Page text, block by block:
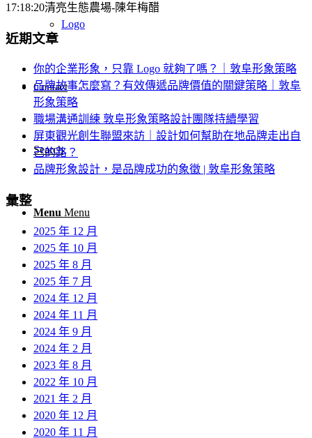
Logo
Contact
Search
Menu Menu
17:18:20清亮生態農場-陳年梅醋
近期文章
你的企業形象，只靠 Logo 就夠了嗎？｜敦阜形象策略
品牌故事怎麼寫？有效傳遞品牌價值的關鍵策略｜敦阜
形象策略
職場溝通訓練 敦阜形象策略設計團隊持續學習
屏東觀光創生聯盟來訪｜設計如何幫助在地品牌走出自
己的路？
品牌形象設計，是品牌成功的象徵 | 敦阜形象策略
彙整
2025 年 12 月
2025 年 10 月
2025 年 8 月
2025 年 7 月
2024 年 12 月
2024 年 11 月
2024 年 9 月
2024 年 2 月
2023 年 8 月
2022 年 10 月
2021 年 2 月
2020 年 12 月
2020 年 11 月